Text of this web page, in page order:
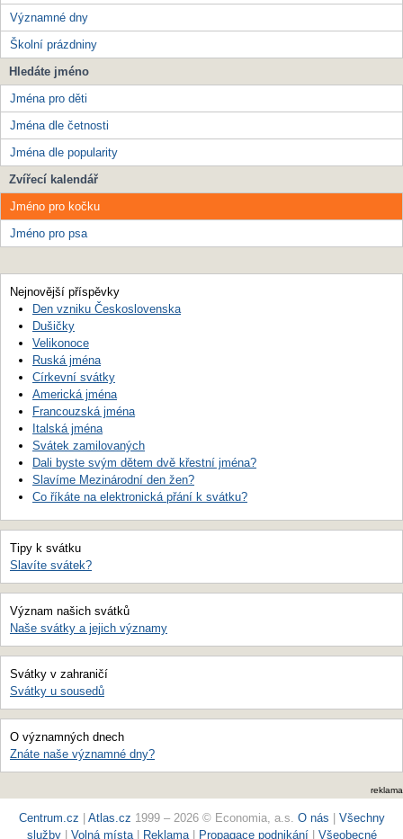
Významné dny
Školní prázdniny
Hledáte jméno
Jména pro děti
Jména dle četnosti
Jména dle popularity
Zvířecí kalendář
Jméno pro kočku
Jméno pro psa
Nejnovější příspěvky
Den vzniku Československa
Dušičky
Velikonoce
Ruská jména
Církevní svátky
Americká jména
Francouzská jména
Italská jména
Svátek zamilovaných
Dali byste svým dětem dvě křestní jména?
Slavíme Mezinárodní den žen?
Co říkáte na elektronická přání k svátku?
Tipy k svátku
Slavíte svátek?
Význam našich svátků
Naše svátky a jejich významy
Svátky v zahraničí
Svátky u sousedů
O významných dnech
Znáte naše významné dny?
reklama
Centrum.cz Atlas.cz 1999 – 2026 © Economia, a.s. O nás
Všechny
služby
Volná místa| Reklama Propagace podnikání| Všeobecné